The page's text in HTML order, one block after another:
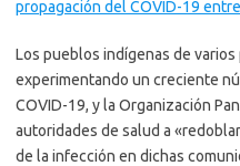
propagación del COVID-19
Los pueblos indígenas de
experimentando un creciente
COVID-19, y la Organización
autoridades de salud a
de la infección en dichas